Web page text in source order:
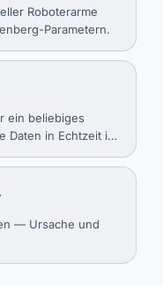
Roboterarme
Parametern.
ein beliebiges
Daten in Echtzeit im
— Ursache und